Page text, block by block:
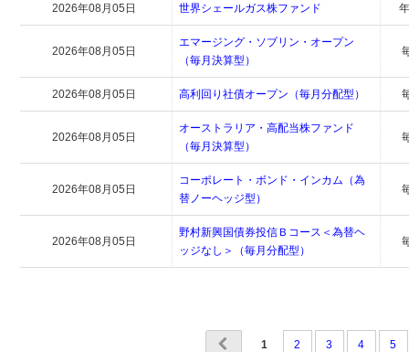
2026年08月05日 世界シェールガス株ファンド
2026年08月05日
エマージング・ソブリン・オープン
（毎月決算型）
2026年08月05日 高利回り社債オープン（毎月分配型）
2026年08月05日
オーストラリア・高配当株ファンド
（毎月決算型）
2026年08月05日
コーポレート・ボンド・インカム（為
替ノーヘッジ型）
2026年08月05日
野村新興国債券投信Ｂコース＜為替ヘ
ッジなし＞（毎月分配型）
1 2 3 4 5